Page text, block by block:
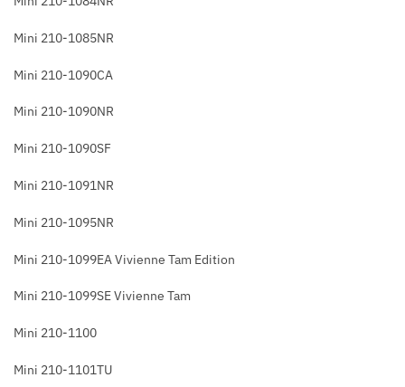
Mini 210-1085NR
Mini 210-1090CA
Mini 210-1090NR
Mini 210-1090SF
Mini 210-1091NR
Mini 210-1095NR
Mini 210-1099EA Vivienne Tam Edition
Mini 210-1099SE Vivienne Tam
Mini 210-1100
Mini 210-1101TU